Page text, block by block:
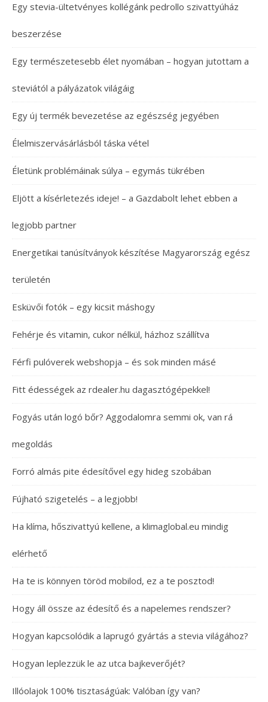
Egy stevia-ültetvényes kollégánk pedrollo szivattyúház
beszerzése
Egy természetesebb élet nyomában – hogyan jutottam a
steviától a pályázatok világáig
Egy új termék bevezetése az egészség jegyében
Élelmiszervásárlásból táska vétel
Életünk problémáinak súlya – egymás tükrében
Eljött a kísérletezés ideje! – a Gazdabolt lehet ebben a
legjobb partner
Energetikai tanúsítványok készítése Magyarország egész
területén
Esküvői fotók – egy kicsit máshogy
Fehérje és vitamin, cukor nélkül, házhoz szállítva
Férfi pulóverek webshopja – és sok minden másé
Fitt édességek az rdealer.hu dagasztógépekkel!
Fogyás után logó bőr? Aggodalomra semmi ok, van rá
megoldás
Forró almás pite édesítővel egy hideg szobában
Fújható szigetelés – a legjobb!
Ha klíma, hőszivattyú kellene, a klimaglobal.eu mindig
elérhető
Ha te is könnyen töröd mobilod, ez a te posztod!
Hogy áll össze az édesítő és a napelemes rendszer?
Hogyan kapcsolódik a laprugó gyártás a stevia világához?
Hogyan leplezzük le az utca bajkeverőjét?
Illóolajok 100% tisztaságúak: Valóban így van?